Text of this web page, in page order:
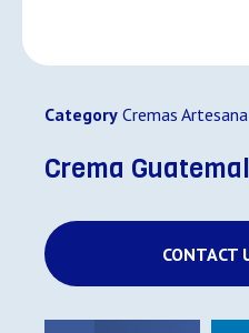
Category Cremas
Crema
CONTACT